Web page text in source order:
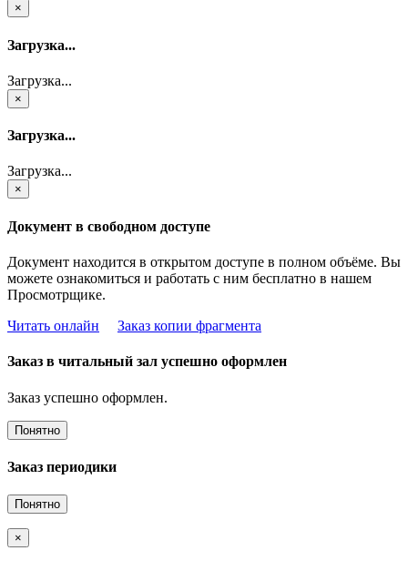
×
Загрузка...
Загрузка...
×
Загрузка...
Загрузка...
×
Документ в свободном доступе
Документ находится в открытом доступе в полном объёме. Вы
можете ознакомиться и работать с ним бесплатно в нашем
Просмотрщике.
Читать онлайн
Заказ копии фрагмента
Заказ в читальный зал успешно оформлен
Заказ успешно оформлен.
Понятно
Заказ периодики
Понятно
×